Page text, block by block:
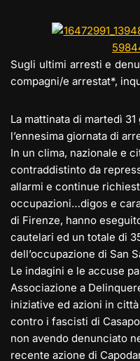
gr
a
m
o
d
o
Sugli ultimi arresti e
compagni/e arrestat*,
La mattinata di martedì
l’ennesima giornata di
In un clima, nazionale e
contraddistinto da
allarmi e continue
occupazioni…digos e car
di Firenze, hanno
cautelari ed un totale di
dell’occupazione di San
Le indagini e le accuse
Associazione a
iniziative ed azioni in
contro i fascisti di
non avendo denunciato
recente azione di